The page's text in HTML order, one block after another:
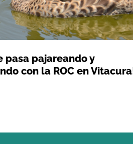
pasa pajareando y
con la ROC en